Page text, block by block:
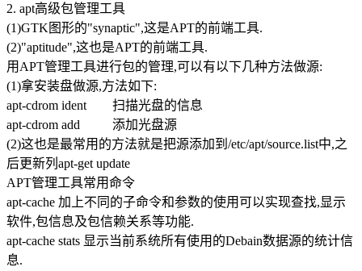
2. apt高级包管理工具
(1)GTK图形的"synaptic",这是APT的前端工具.
(2)"aptitude",这也是APT的前端工具.
用APT管理工具进行包的管理,可以有以下几种方法做源:
(1)拿安装盘做源,方法如下:
apt-cdrom ident 扫描光盘的信息
apt-cdrom add 添加光盘源
(2)这也是最常用的方法就是把源添加到/etc/apt/source.list中,之
后更新列apt-get update
APT管理工具常用命令
apt-cache 加上不同的子命令和参数的使用可以实现查找,显示
软件,包信息及包信赖关系等功能.
apt-cache stats 显示当前系统所有使用的Debain数据源的统计信
息.